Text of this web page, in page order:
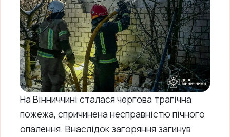
На Вінниччині сталася чергова трагічна
пожежа, спричинена несправністю пічного
опалення. Внаслідок загоряння загинув